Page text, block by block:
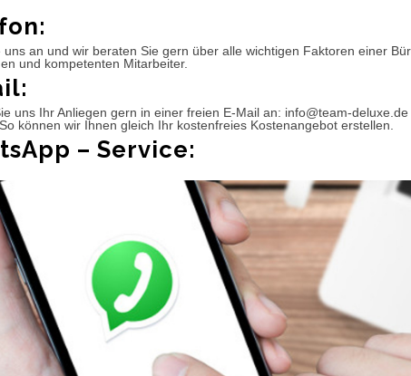
uns an und wir beraten Sie gern über alle wichtigen Faktoren einer
und kompetenten Mitarbeiter.
uns Ihr Anliegen gern in einer freien E-Mail an: info@team-
können wir Ihnen gleich Ihr kostenfreies Kostenangebot erstellen.
– Service: